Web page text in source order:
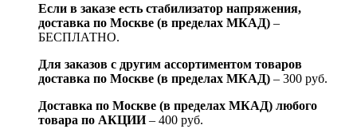
Если в заказе есть стабилизатор напряжения,
доставка по Москве (в пределах МКАД) –
БЕСПЛАТНО.
Для заказов с другим ассортиментом товаров
доставка по Москве (в пределах МКАД) – 300 руб.
Доставка по Москве (в пределах МКАД) любого
товара по АКЦИИ– 400 руб.